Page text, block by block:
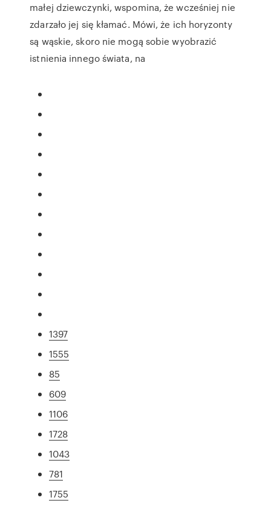
małej dziewczynki, wspomina, że wcześniej nie
zdarzało jej się kłamać. Mówi, że ich horyzonty
są wąskie, skoro nie mogą sobie wyobrazić
istnienia innego świata, na
1397
1555
85
609
1106
1728
1043
781
1755